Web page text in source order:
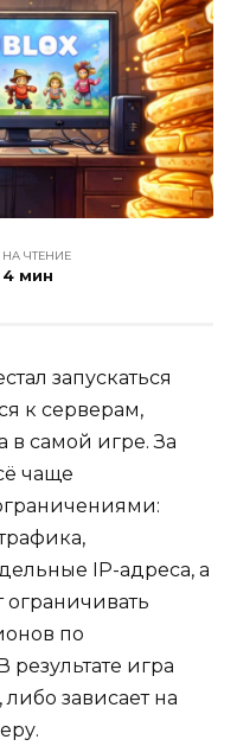
НА ЧТЕНИЕ
4 мин
запускаться
к серверам,
в самой игре. За
чаще
IP-адреса, а
ограничивать
по
игра
зависает на